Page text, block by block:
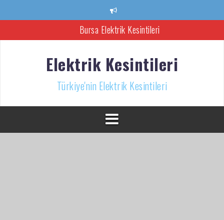
Bursa Elektrik Kesintileri
Türkiye’nin Elektrik Kesintileri Haber Kaynağı
İzmir Elektrik Kesintisi
Elektrik Kesintileri
Türkiye'nin Elektrik Kesintileri